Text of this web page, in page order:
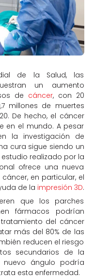
de la Salud, las
un aumento
de cáncer, con 20
millones de muertes
De hecho, el cáncer
en el mundo. A pesar
la investigación de
cura sigue siendo un
realizado por la
ofrece una nueva
en particular, el
de la impresión 3D.
que los parches
fármacos podrían
del cáncer
más del 80% de las
reducen el riesgo
secundarios de la
nuevo ángulo podría
esta enfermedad.